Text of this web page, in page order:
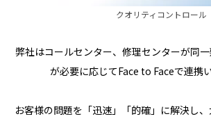
クオリティコントロール
弊社はコールセンター、修理センターが同
が必要に応じてFace to Faceで連携
お客様の問題を「迅速」「的確」に解決し